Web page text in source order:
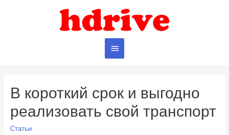
Главное
В короткий срок и выгодно
реализовать свой транспорт
Статьи